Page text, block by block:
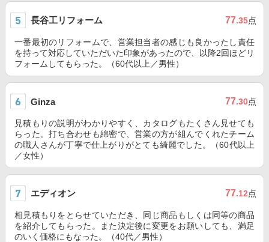
長谷工リフォーム 77.35点
一番最初のリフォームで、営業担当者の感じも良かったし責任
を持って対応していただいた印象があったので、以降2回ほどリ
フォームしてもらった。（60代以上／男性）
Ginza 77.30点
見積もりの説明がわかりやすく、カタログもたくさん見せても
らった。打ち合わせも綿密で、営業の方が組んでくれたチーム
の職人さんが丁寧で仕上がりがとても綺麗でした。（60代以上
／女性）
エディオン 77.12点
相見積もりをとらせていただき、同じ商品もしくは同等の商品
を紹介してもらった。また決定後に変更をお願いしても、満足
のいく価格にもなった。（40代／男性）